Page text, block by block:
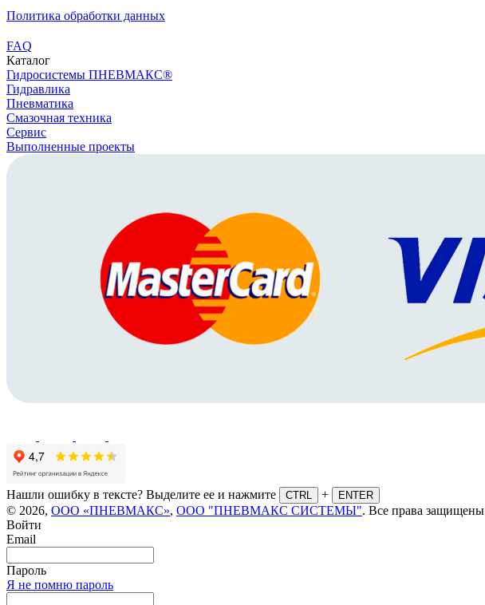
Политика обработки данных
FAQ
Каталог
Гидросистемы ПНЕВМАКС®
Гидравлика
Пневматика
Смазочная техника
Сервис
Выполненные проекты
Нашли ошибку в тексте? Выделите ее и нажмите CTRL + ENTER
© 2026, ООО «ПНЕВМАКС», ООО "ПНЕВМАКС СИСТЕМЫ". Все права защищены
Войти
Email
Пароль
Я не помню пароль